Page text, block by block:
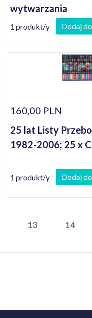
wytwarzania
1 produkt/y Dodaj
160,00 PLN
25 lat Listy
1982-2006; 25 x
1 produkt/y Dodaj
13 14